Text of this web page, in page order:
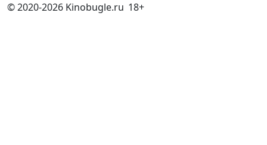
© 2020-2026 Kinobugle.ru 18+